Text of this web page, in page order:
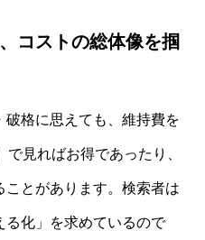
コストの総体像を掴
格に思えても、維持費を
見ればお得であったり、
とがあります。検索者は
る化」を求めているので